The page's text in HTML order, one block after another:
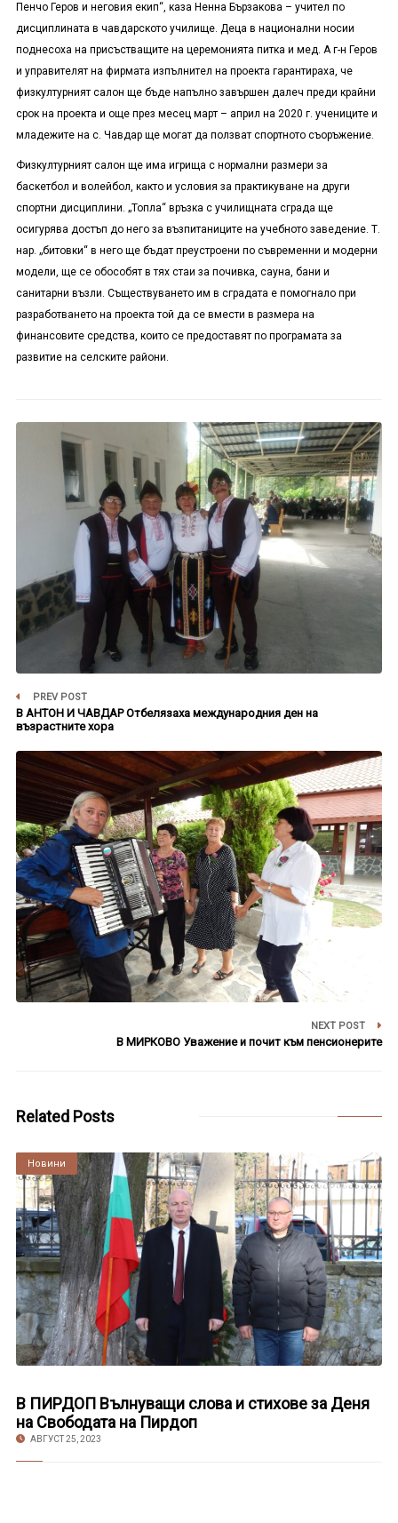
Пенчо Геров и неговия екип“, каза Ненна Бързакова – учител по
дисциплината в чавдарското училище. Деца в национални носии
поднесоха на присъстващите на церемонията питка и мед. А г-н Геров
и управителят на фирмата изпълнител на проекта гарантираха, че
физкултурният салон ще бъде напълно завършен далеч преди крайни
срок на проекта и още през месец март – април на 2020 г. учениците и
младежите на с. Чавдар ще могат да ползват спортното съоръжение.
Физкултурният салон ще има игрища с нормални размери за
баскетбол и волейбол, както и условия за практикуване на други
спортни дисциплини. „Топла“ връзка с училищната сграда ще
осигурява достъп до него за възпитаниците на учебното заведение. Т.
нар. „битовки“ в него ще бъдат преустроени по съвременни и модерни
модели, ще се обособят в тях стаи за почивка, сауна, бани и
санитарни възли. Съществуването им в сградата е помогнало при
разработването на проекта той да се вмести в размера на
финансовите средства, които се предоставят по програмата за
развитие на селските райони.
PREV POST
В АНТОН И ЧАВДАР Отбелязаха международния ден на
възрастните хора
NEXT POST
В МИРКОВО Уважение и почит към пенсионерите
Related Posts
Култура
Новини
В ПИРДОП Вълнуващи слова и стихове за Деня
на Свободата на Пирдоп
АВГУСТ 25, 2023